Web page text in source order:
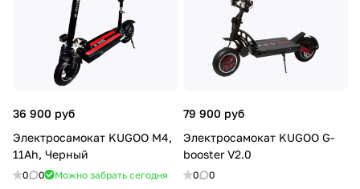
36 900 руб
Электросамокат KUGOO M4,
11Ah, Черный
0 0 Можно забрать сегодня
79 900 руб
Электросамокат KUGOO G-
booster V2.0
0 0